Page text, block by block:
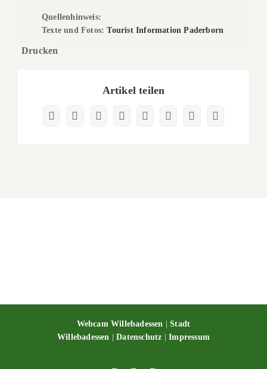
Quellenhinweis:
Texte und Fotos:Tourist Information Paderborn
Drucken
Artikel teilen
Facebook
X RedditLinkedInWhatsApp
Pinterest
Vk
E-
Webcam Willebadessen |Stadt
Willebadessen
|Datenschutz |Impressum